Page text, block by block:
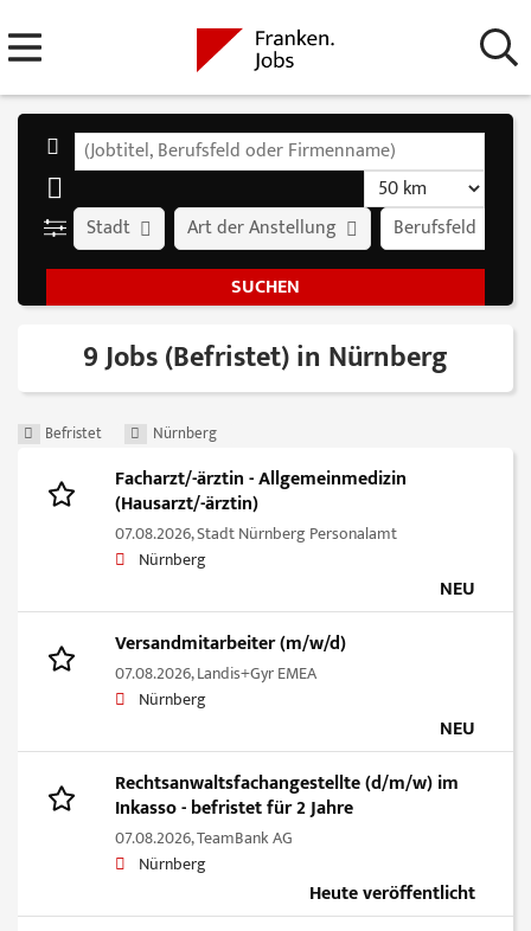
Stadt Art der Anstellung Berufsfeld
9 Jobs (Befristet) in Nürnberg
Befristet Nürnberg
Facharzt/-ärztin - Allgemeinmedizin
(Hausarzt/-ärztin)
07.08.2026,Stadt Nürnberg Personalamt
Nürnberg
NEU
Versandmitarbeiter (m/w/d)
07.08.2026,Landis+Gyr EMEA
Nürnberg
NEU
Rechtsanwaltsfachangestellte (d/m/w) im
Inkasso - befristet für 2 Jahre
07.08.2026,TeamBank AG
Nürnberg
Heute veröffentlicht